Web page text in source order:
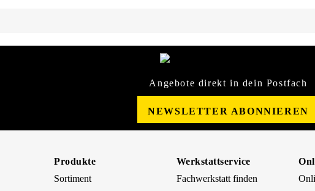
Angebote direkt in dein Postfach
NEWSLETTER ABONNIEREN
Produkte
Sortiment
Werkstattservice
Fachwerkstatt finden